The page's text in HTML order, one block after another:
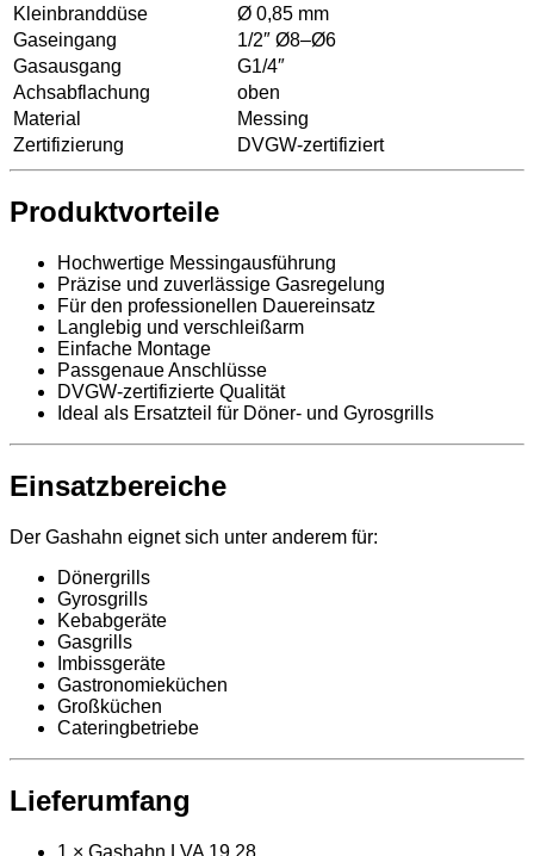
Kleinbranddüse
Ø 0,85 mm
Gaseingang
1/2″ Ø8–Ø6
Gasausgang
G1/4″
Achsabflachung
oben
Material
Messing
Zertifizierung
DVGW-zertifiziert
Produktvorteile
Hochwertige Messingausführung
Präzise und zuverlässige Gasregelung
Für den professionellen Dauereinsatz
Langlebig und verschleißarm
Einfache Montage
Passgenaue Anschlüsse
DVGW-zertifizierte Qualität
Ideal als Ersatzteil für Döner- und Gyrosgrills
Einsatzbereiche
Der Gashahn eignet sich unter anderem für:
Dönergrills
Gyrosgrills
Kebabgeräte
Gasgrills
Imbissgeräte
Gastronomieküchen
Großküchen
Cateringbetriebe
Lieferumfang
1 × Gashahn LVA 19.28